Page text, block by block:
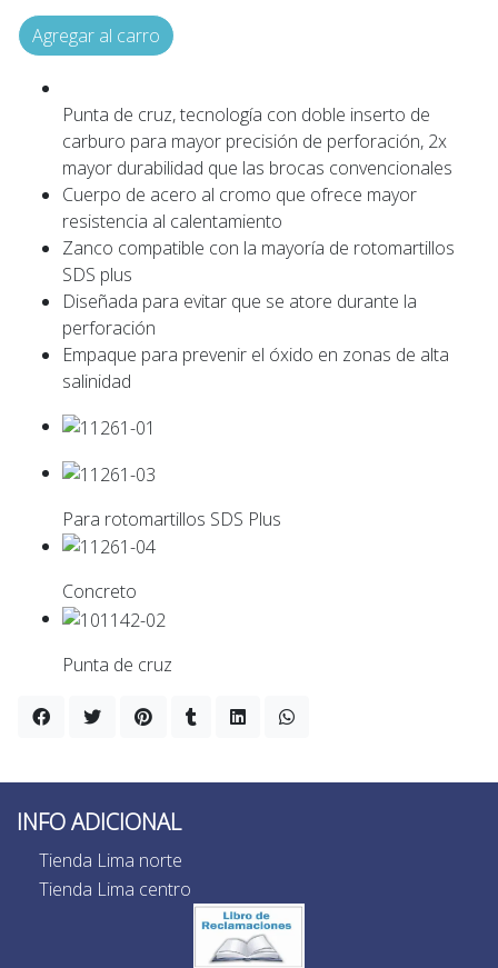
Agregar al carro
Punta de cruz, tecnología con doble inserto de
carburo para mayor precisión de perforación, 2x
mayor durabilidad que las brocas convencionales
Cuerpo de acero al cromo que ofrece mayor
resistencia al calentamiento
Zanco compatible con la mayoría de rotomartillos
SDS plus
Diseñada para evitar que se atore durante la
perforación
Empaque para prevenir el óxido en zonas de alta
salinidad
Para rotomartillos SDS Plus
Concreto
Punta de cruz
INFO ADICIONAL
Tienda Lima norte
Tienda Lima centro